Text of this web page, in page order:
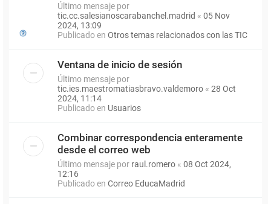
Último mensaje por
tic.cc.salesianoscarabanchel.madrid « 05 Nov
2024, 13:09
Publicado en Otros temas relacionados con las TIC
Ventana de inicio de sesión
Último mensaje por
tic.ies.maestromatiasbravo.valdemoro « 28 Oct
2024, 11:14
Publicado en Usuarios
Combinar correspondencia enteramente
desde el correo web
Último mensaje por raul.romero « 08 Oct 2024,
12:16
Publicado en Correo EducaMadrid